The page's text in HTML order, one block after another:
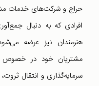
حراج و شرکت‌های خدمات
افرادی که به دنبال
هنرمندان نیز عرضه
مشتریان خود در خصوص
سرمایه‌گذاری و انتقال